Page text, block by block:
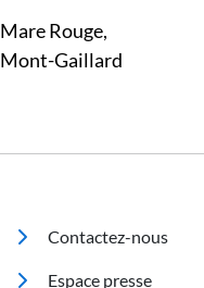
Mare Rouge,
Mont-Gaillard
Pied de page
Contactez-nous
Espace presse